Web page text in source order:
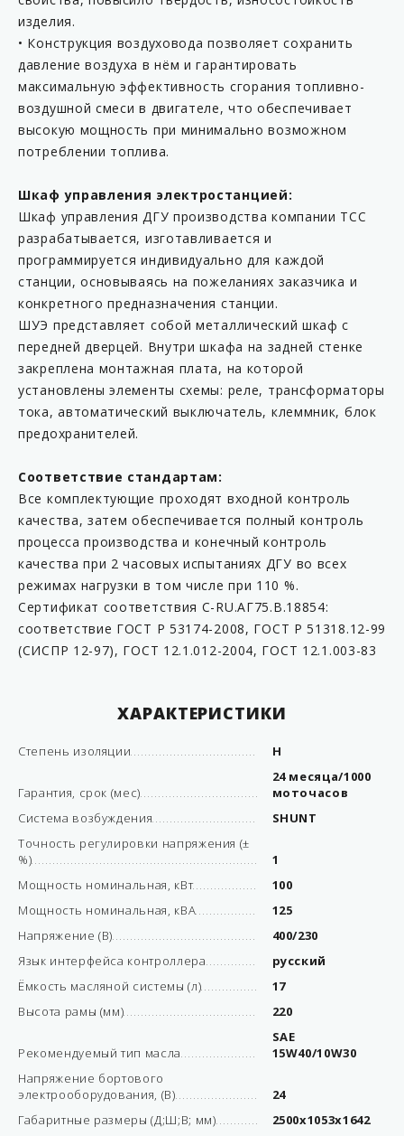
изделия.
• Конструкция воздуховода позволяет сохранить
давление воздуха в нём и гарантировать
максимальную эффективность сгорания топливно-
воздушной смеси в двигателе, что обеспечивает
высокую мощность при минимально возможном
потреблении топлива.
Шкаф управления электростанцией:
Шкаф управления ДГУ производства компании ТСС
разрабатывается, изготавливается и
программируется индивидуально для каждой
станции, основываясь на пожеланиях заказчика и
конкретного предназначения станции.
ШУЭ представляет собой металлический шкаф с
передней дверцей. Внутри шкафа на задней стенке
закреплена монтажная плата, на которой
установлены элементы схемы: реле, трансформаторы
тока, автоматический выключатель, клеммник, блок
предохранителей.
Соответствие стандартам:
Все комплектующие проходят входной контроль
качества, затем обеспечивается полный контроль
процесса производства и конечный контроль
качества при 2 часовых испытаниях ДГУ во всех
режимах нагрузки в том числе при 110 %.
Сертификат соответствия C-RU.АГ75.B.18854:
соответствие ГОСТ Р 53174-2008, ГОСТ Р 51318.12-99
(СИСПР 12-97), ГОСТ 12.1.012-2004, ГОСТ 12.1.003-83
ХАРАКТЕРИСТИКИ
Степень изоляции H
Гарантия, срок (мес)
24 месяца/1000
моточасов
Система возбуждения
SHUNT
Точность регулировки напряжения (±
%)
1
Мощность номинальная, кВт
100
Мощность номинальная, кВА
125
Напряжение (В)
400/230
Язык интерфейса контроллера
русский
Ёмкость масляной системы (л)
17
Высота рамы (мм)
220
Рекомендуемый тип масла
SAE
15W40/10W30
Напряжение бортового
электрооборудования, (В)
24
Габаритные размеры (Д;Ш;В; мм)
2500x1053x1642